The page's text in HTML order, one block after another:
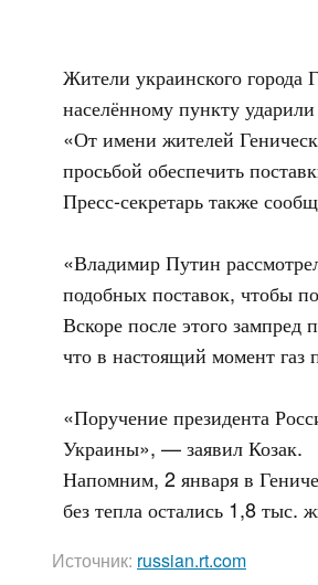
Жители украинского города
населённому пункту
«От имени жителей
просьбой обеспечить
Пресс-секретарь также
«Владимир Путин
подобных поставок, чтобы
Вскоре после этого зампред
что в настоящий момент газ
«Поручение президента
Украины», — заявил Козак.
Напомним, 2 января в
без тепла остались 1,8
Источник: russian.rt.com